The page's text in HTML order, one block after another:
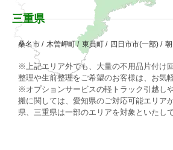
三重県
桑名市 / 木曽岬町/ 東員町 / 四日市市(一部) /
※上記エリア外でも、大量の不用品片付け
整理や生前整理をご希望のお客様は、お気
※オプションサービスの軽トラック引越し
搬に関しては、愛知県のご対応可能エリア
県、三重県は一部のエリアを対象といたし